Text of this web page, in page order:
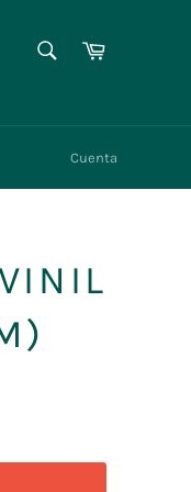
Facebook
Carrito
Cuenta